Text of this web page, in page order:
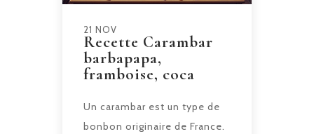
21 NOV
Recette Carambar
barbapapa,
framboise, coca
Un carambar est un type de
bonbon originaire de France.